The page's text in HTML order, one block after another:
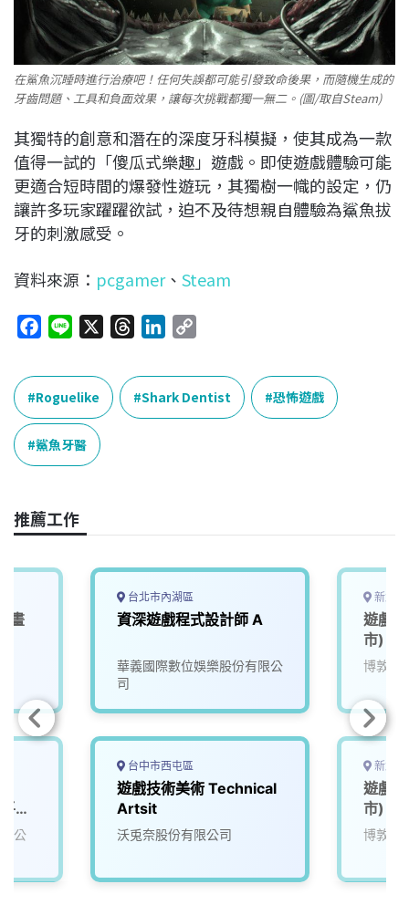
在鯊魚沉睡時進行治療吧！任何失誤都可能引發致命後果，而隨機生成的
牙齒問題、工具和負面效果，讓每次挑戰都獨一無二。(圖/取自Steam)
其獨特的創意和潛在的深度牙科模擬，使其成為一款
值得一試的「傻瓜式樂趣」遊戲。即使遊戲體驗可能
更適合短時間的爆發性遊玩，其獨樹一幟的設定，仍
讓許多玩家躍躍欲試，迫不及待想親自體驗為鯊魚拔
牙的刺激感受。
資料來源： pcgamer、 Steam
c
e
b
o
o
n
e
r
e
a
n
k
e
p
y
L
Roguelike Shark Dentist 恐怖遊戲
鯊魚牙醫
推薦工作
畫
台
公
台北市內湖區
資深遊戲程式設計師 A
華義國際數位娛樂股份有限公
司
台中市西屯區
遊戲技術美術 Technical
Artsit
沃兎奈股份有限公司
新北
遊戲
市)
博敦電
新北
遊戲
市)
博敦電